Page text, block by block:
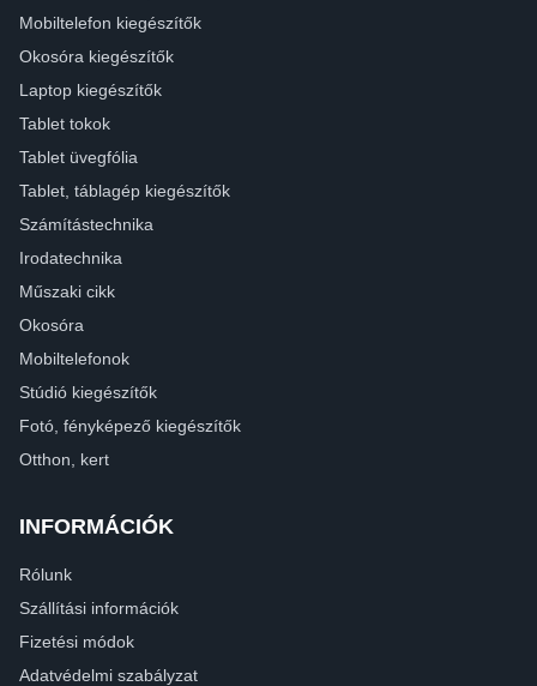
Mobiltelefon kiegészítők
Okosóra kiegészítők
Laptop kiegészítők
Tablet tokok
Tablet üvegfólia
Tablet, táblagép kiegészítők
Számítástechnika
Irodatechnika
Műszaki cikk
Okosóra
Mobiltelefonok
Stúdió kiegészítők
Fotó, fényképező kiegészítők
Otthon, kert
INFORMÁCIÓK
Rólunk
Szállítási információk
Fizetési módok
Adatvédelmi szabályzat